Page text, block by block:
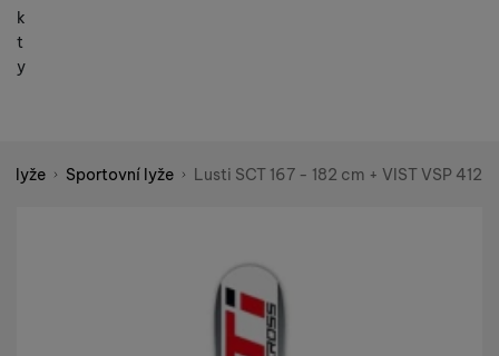
k
t
y
lyže Sportovní lyže Lusti SCT 167 - 182 cm + VIST VSP 412